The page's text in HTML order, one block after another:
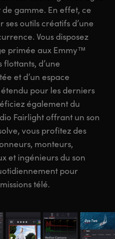
gamme. En effet, ce
outils créatifs d’une
Vous disposez
primée aux Emmy™
d’une
et d’un espace
pour les derniers
également du
Fairlight offrant un son
vous profitez des
monteurs,
et ingénieurs du son
pour
télé.